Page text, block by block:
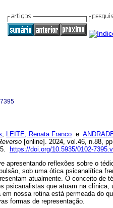
; LEITE, Renata Franco e
[online]. 2024, vol.46, n.88,
https://doi.org/10.5935/0102-
apresentando reflexões sobre o
sob uma ótica psicanalítica
atualmente. O conceito de
psicanalistas que atuam na clínica,
nossa rotina está permeada do
formas de representação.